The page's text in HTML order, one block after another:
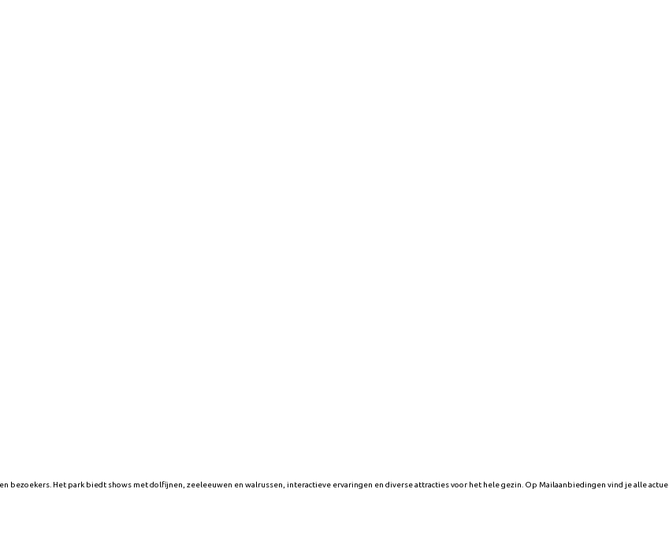
Het park biedt shows met dolfijnen, zeeleeuwen en walrussen, interactieve ervaringen en diverse attracties voor het hele gezin. Op Mailaanbiedingen vind je alle